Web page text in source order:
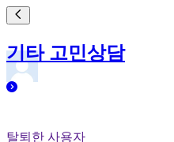
기타 고민상담
탈퇴한 사용자